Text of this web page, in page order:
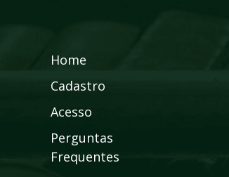
Home
Cadastro
Acesso
Perguntas
Frequentes